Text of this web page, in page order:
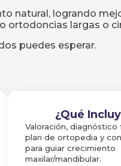
natural, logrando
ortodoncias largas o
puedes esperar.
¿Qué
Valoración, diagnóstico
plan de ortopedia y
para guiar crecimiento
maxilar/mandibular.